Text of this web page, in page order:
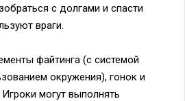
с долгами и спасти
враги.
файтинга (с системой
окружения), гонок и
могут выполнять